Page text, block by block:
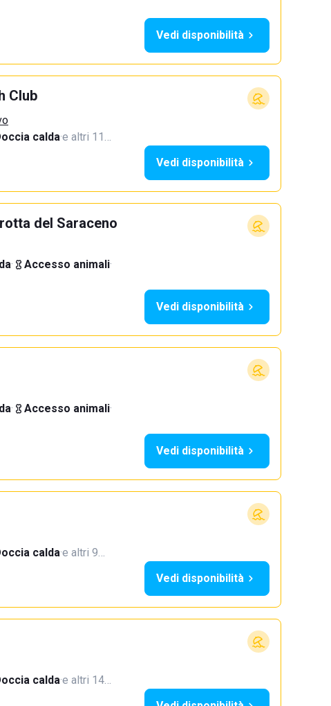
Vedi disponibilità
Club
calda·e altri 11…
Vedi disponibilità
del Saraceno
· Accesso animali·
Vedi disponibilità
· Accesso animali·
Vedi disponibilità
calda·e altri 9…
Vedi disponibilità
calda·e altri 14…